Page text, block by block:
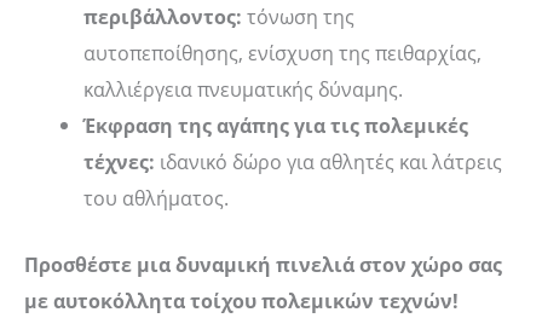
περιβάλλοντος: τόνωση της
αυτοπεποίθησης, ενίσχυση της πειθαρχίας,
καλλιέργεια πνευματικής δύναμης.
Έκφραση της αγάπης για τις πολεμικές
τέχνες: ιδανικό δώρο για αθλητές και λάτρεις
του αθλήματος.
Προσθέστε μια δυναμική πινελιά στον χώρο σας
με αυτοκόλλητα τοίχου πολεμικών τεχνών!